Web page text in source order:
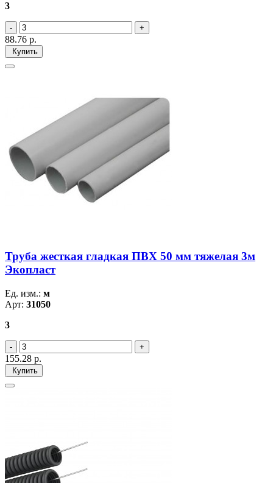
3
88.76 р.
Купить
Труба жесткая гладкая ПВХ 50 мм тяжелая 3м
Экопласт
Ед. изм.: м
Арт: 31050
3
155.28 р.
Купить